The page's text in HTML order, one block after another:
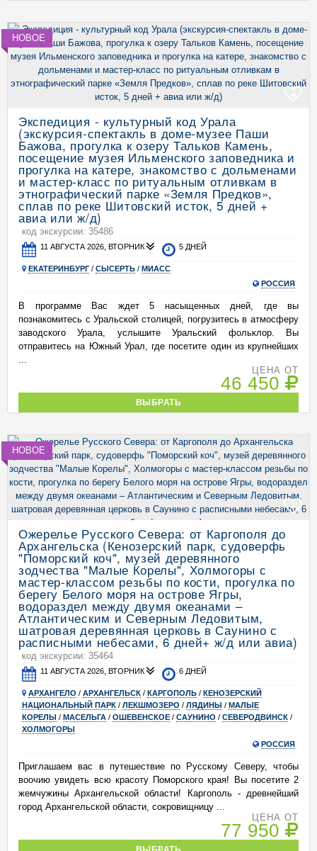
НОВОЕ
Экспедиция - культурный код Урала
(экскурсия-спектакль в доме-музее Паши
Бажова, прогулка к озеру Тальков Камень,
посещение музея Ильменского заповедника и
прогулка на катере, знакомство с дольменами
и мастер-класс по ритуальным отливкам в
этнографический парке «Земля Предков»,
сплав по реке Шитовский исток, 5 дней +
авиа или ж/д)
код экскурсии: 35486
11 АВГУСТА 2026, ВТОРНИК 5 ДНЕЙ
ЕКАТЕРИНБУРГ / СЫСЕРТЬ / МИАСС
РОССИЯ
В программе Вас ждет 5 насыщенных дней, где вы
познакомитесь с Уральской столицей, погрузитесь в атмосферу
заводского Урала, услышите Уральский фольклор. Вы
отправитесь на Южный Урал, где посетите один из крупнейших
...
ЦЕНА ОТ
46 450
ВЫБРАТЬ
НОВОЕ
+
Ожерелье Русского Севера: от Каргополя до
Архангельска (Кенозерский парк, судоверфь
"Поморский коч", музей деревянного
зодчества "Малые Корелы", Холмогоры с
мастер-классом резьбы по кости, прогулка по
берегу Белого моря на острове Ягры,
водораздел между двумя океанами –
Атлантическим и Северным Ледовитым,
шатровая деревянная церковь в Саунино с
расписными небесами, 6 дней+ ж/д или авиа)
код экскурсии: 35464
11 АВГУСТА 2026, ВТОРНИК 6 ДНЕЙ
АРХАНГЕЛО / АРХАНГЕЛЬСК / КАРГОПОЛЬ / КЕНОЗЕРСКИЙ
НАЦИОНАЛЬНЫЙ ПАРК / ЛЕКШМОЗЕРО / ЛЯДИНЫ / МАЛЫЕ
КОРЕЛЫ / МАСЕЛЬГА / ОШЕВЕНСКОЕ / САУНИНО / СЕВЕРОДВИНСК /
ХОЛМОГОРЫ
РОССИЯ
Приглашаем вас в путешествие по Русскому Северу, чтобы
воочию увидеть всю красоту Поморского края! Вы посетите 2
жемчужины Архангельской области! Каргополь - древнейший
город Архангельской области, сокровищницу ...
ЦЕНА ОТ
77 950